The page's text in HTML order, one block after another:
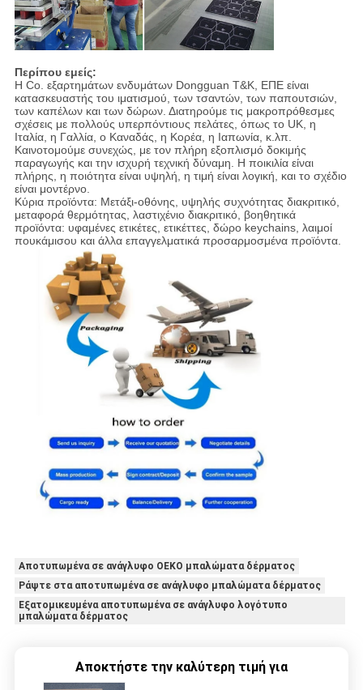
Περίπου εμείς:
Η Co. εξαρτημάτων ενδυμάτων Dongguan T&K, ΕΠΕ είναι
κατασκευαστής του ιματισμού, των τσαντών, των παπουτσιών,
των καπέλων και των δώρων. Διατηρούμε τις μακροπρόθεσμες
σχέσεις με πολλούς υπερπόντιους πελάτες, όπως το UK, η
Ιταλία, η Γαλλία, ο Καναδάς, η Κορέα, η Ιαπωνία, κ.λπ.
Καινοτομούμε συνεχώς, με τον πλήρη εξοπλισμό δοκιμής
παραγωγής και την ισχυρή τεχνική δύναμη. Η ποικιλία είναι
πλήρης, η ποιότητα είναι υψηλή, η τιμή είναι λογική, και το σχέδιο
είναι μοντέρνο.
Κύρια προϊόντα: Μετάξι-οθόνης, υψηλής συχνότητας διακριτικό,
μεταφορά θερμότητας, λαστιχένιο διακριτικό, βοηθητικά
προϊόντα: υφαμένες ετικέτες, ετικέττες, δώρο keychains, λαιμοί
πουκάμισου και άλλα επαγγελματικά προσαρμοσμένα προϊόντα.
Αποτυπωμένα σε ανάγλυφο OEKO μπαλώματα δέρματος
Ράψτε στα αποτυπωμένα σε ανάγλυφο μπαλώματα δέρματος
Εξατομικευμένα αποτυπωμένα σε ανάγλυφο λογότυπο
μπαλώματα δέρματος
Αποκτήστε την καλύτερη τιμή για